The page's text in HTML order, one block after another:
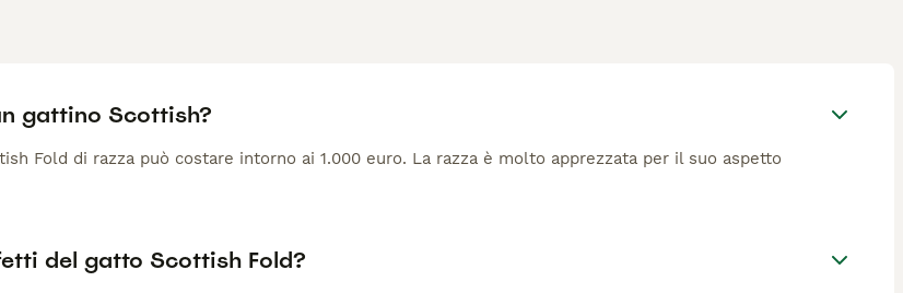
gattino Scottish?
Fold di razza può costare intorno ai 1.000 euro. La razza è molto apprezzata per il suo aspetto
del gatto Scottish Fold?